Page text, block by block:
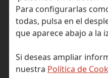
Para configurarlas
todas, pulsa en el
que aparece abajo a la
Si deseas ampliar
nuestra Política de